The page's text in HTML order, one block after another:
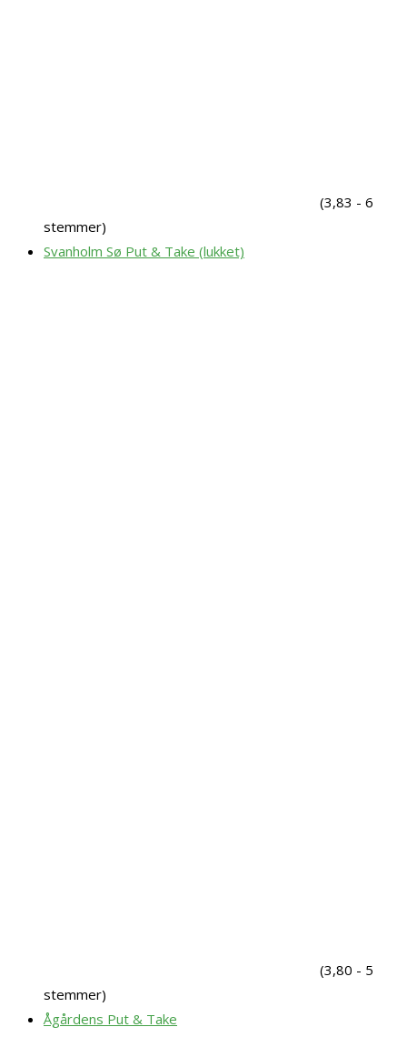
(3,83 - 6
stemmer)
Svanholm Sø Put & Take (lukket)
(3,80 - 5
stemmer)
Ågårdens Put & Take